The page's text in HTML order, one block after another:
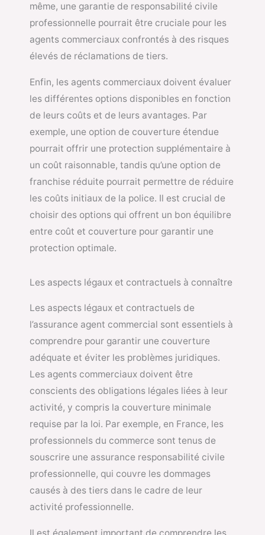
même, une garantie de responsabilité civile
professionnelle pourrait être cruciale pour les
agents commerciaux confrontés à des risques
élevés de réclamations de tiers.
Enfin, les agents commerciaux doivent évaluer
les différentes options disponibles en fonction
de leurs coûts et de leurs avantages. Par
exemple, une option de couverture étendue
pourrait offrir une protection supplémentaire à
un coût raisonnable, tandis qu’une option de
franchise réduite pourrait permettre de réduire
les coûts initiaux de la police. Il est crucial de
choisir des options qui offrent un bon équilibre
entre coût et couverture pour garantir une
protection optimale.
Les aspects légaux et contractuels à connaître
Les aspects légaux et contractuels de
l’assurance agent commercial sont essentiels à
comprendre pour garantir une couverture
adéquate et éviter les problèmes juridiques.
Les agents commerciaux doivent être
conscients des obligations légales liées à leur
activité, y compris la couverture minimale
requise par la loi. Par exemple, en France, les
professionnels du commerce sont tenus de
souscrire une assurance responsabilité civile
professionnelle, qui couvre les dommages
causés à des tiers dans le cadre de leur
activité professionnelle.
Il est également important de comprendre les